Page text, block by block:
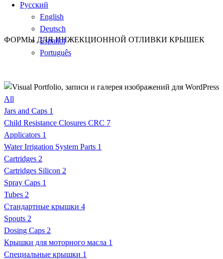
Русский
English
Deutsch
Español
Português
ФОРМЫ ДЛЯ ИНЖЕКЦИОННОЙ ОТЛИВКИ КРЫШЕК
All
Jars and Caps 1
Child Resistance Closures CRC 7
Applicators 1
Water Irrigation System Parts 1
Cartridges 2
Cartridges Silicon 2
Spray Caps 1
Tubes 2
Стандартные крышки 4
Spouts 2
Dosing Caps 2
Крышки для моторного масла 1
Специальные крышки 1